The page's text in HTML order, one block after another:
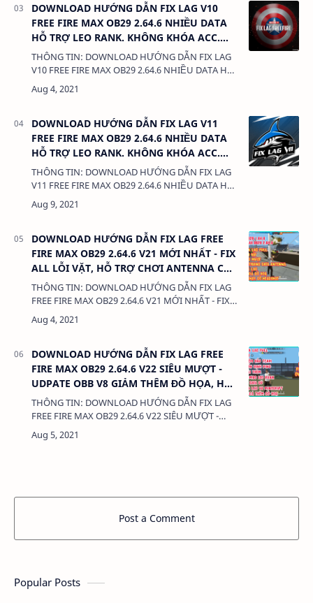
DOWNLOAD HƯỚNG DẪN FIX LAG V10
FREE FIRE MAX OB29 2.64.6 NHIỀU DATA
HỖ TRỢ LEO RANK. KHÔNG KHÓA ACC.
XUYÊN BOM KEO. TÌM VSS X. XUYÊN BO,
TRỜI TỐI.
THÔNG TIN: DOWNLOAD HƯỚNG DẪN FIX LAG
V10 FREE FIRE MAX OB29 2.64.6 NHIỀU DATA HỖ
TRỢ LEO RANK. KHÔNG KHÓA ACC. XUYÊN BOM
KEO. TÌM VSS X. XUYÊN BO, TRỜI TỐI. DUNG
DOWNLOAD HƯỚNG DẪN FIX LAG V11
FREE FIRE MAX OB29 2.64.6 NHIỀU DATA
HỖ TRỢ LEO RANK. KHÔNG KHÓA ACC.
XUYÊN BOM KEO. TÌM VSS X. XUYÊN BO,
TRỜI TỐI.
THÔNG TIN: DOWNLOAD HƯỚNG DẪN FIX LAG
V11 FREE FIRE MAX OB29 2.64.6 NHIỀU DATA HỖ
TRỢ LEO RANK. KHÔNG KHÓA ACC. XUYÊN BOM
KEO. TÌM VSS X. XUYÊN BO, TRỜI TỐI. DUNG
DOWNLOAD HƯỚNG DẪN FIX LAG FREE
FIRE MAX OB29 2.64.6 V21 MỚI NHẤT - FIX
ALL LỖI VẶT, HỖ TRỢ CHƠI ANTENNA CỰC
NGON
THÔNG TIN: DOWNLOAD HƯỚNG DẪN FIX LAG
FREE FIRE MAX OB29 2.64.6 V21 MỚI NHẤT - FIX
ALL LỖI VẶT, HỖ TRỢ CHƠI ANTENNA CỰC
DOWNLOAD HƯỚNG DẪN FIX LAG FREE
FIRE MAX OB29 2.64.6 V22 SIÊU MƯỢT -
UDPATE OBB V8 GIẢM THÊM ĐỒ HỌA, HỖ
TRỢ DATA FULLL, THÊM COMBO LEO
RANK
THÔNG TIN: DOWNLOAD HƯỚNG DẪN FIX LAG
FREE FIRE MAX OB29 2.64.6 V22 SIÊU MƯỢT -
UDPATE OBB V8 GIẢM THÊM ĐỒ HỌA, HỖ TRỢ
DATA FULLL, THÊM COMBO LEO RANK DUNG
Post a Comment
Popular Posts